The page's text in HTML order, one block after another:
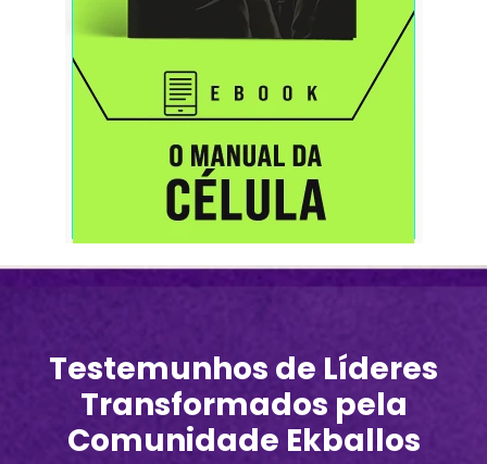
Testemunhos de Líderes
Transformados pela
Comunidade Ekballos